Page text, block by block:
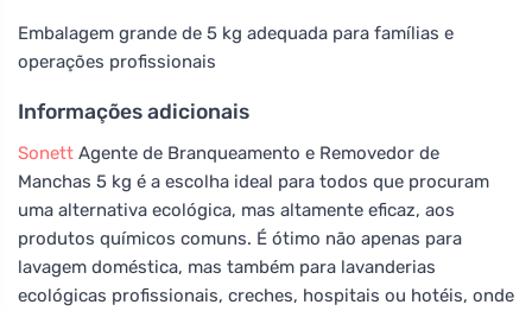
Embalagem grande de 5 kg adequada para famílias e
operações profissionais
Informações adicionais
Sonett Agente de Branqueamento e Removedor de
Manchas 5 kg é a escolha ideal para todos que procuram
uma alternativa ecológica, mas altamente eficaz, aos
produtos químicos comuns. É ótimo não apenas para
lavagem doméstica, mas também para lavanderias
ecológicas profissionais, creches, hospitais ou hotéis, onde